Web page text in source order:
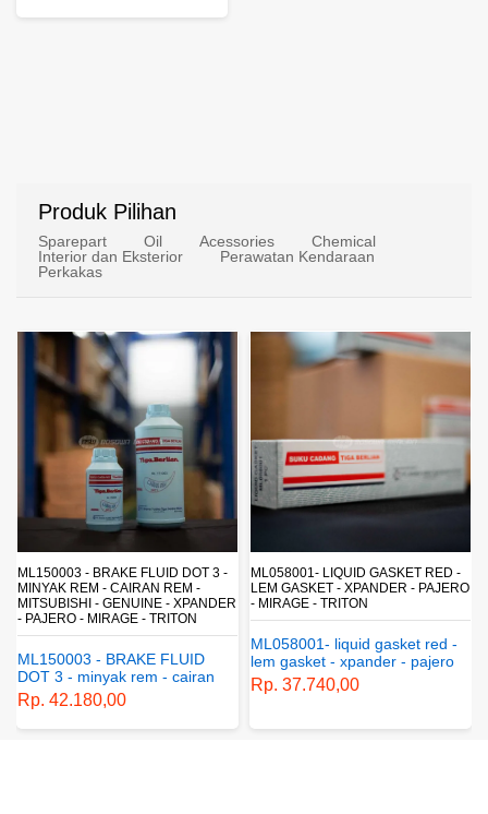
Produk Pilihan
Sparepart Oil Acessories
Chemical
Interior dan Eksterior
Perawatan Kendaraan
Perkakas
3 -
-
ML058001- LIQUID GASKET RED -
LEM GASKET - XPANDER - PAJERO
- MIRAGE - TRITON
ML058001- liquid gasket red -
lem gasket - xpander - pajero
- mirage - triton
Rp. 37.740,00
SPC98011 - BRAKE FLUID
XPANDER - PAJERO - TRITON
MIRAGE
SPC98011 - brake fluid
- xpander - pajero - triton -
mirage
Rp. 55.500,00